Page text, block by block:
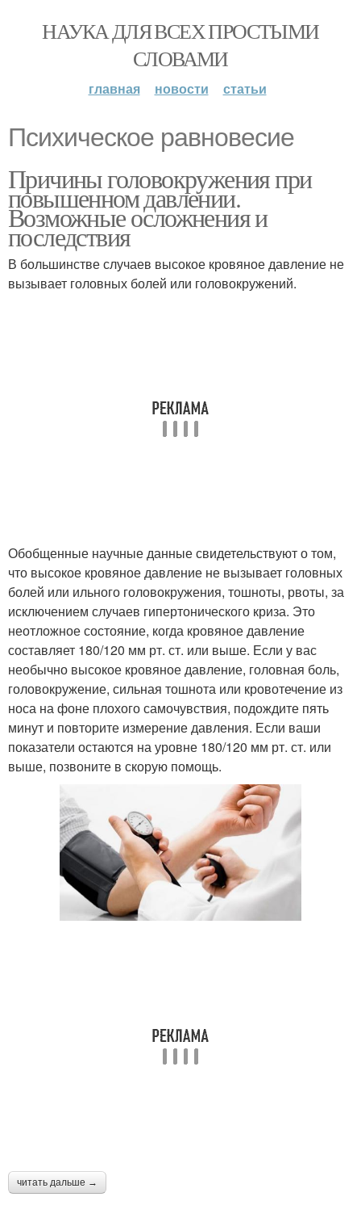
НАУКА ДЛЯ ВСЕХ ПРОСТЫМИ
СЛОВАМИ
главная новости статьи
Психическое равновесие
Причины головокружения при
повышенном давлении.
Возможные осложнения и
последствия
В большинстве случаев высокое кровяное давление не
вызывает головных болей или головокружений.
Обобщенные научные данные свидетельствуют о том,
что высокое кровяное давление не вызывает головных
болей или ильного головокружения, тошноты, рвоты, за
исключением случаев гипертонического криза. Это
неотложное состояние, когда кровяное давление
составляет 180/120 мм рт. ст. или выше. Если у вас
необычно высокое кровяное давление, головная боль,
головокружение, сильная тошнота или кровотечение из
носа на фоне плохого самочувствия, подождите пять
минут и повторите измерение давления. Если ваши
показатели остаются на уровне 180/120 мм рт. ст. или
выше, позвоните в скорую помощь.
читать дальше →